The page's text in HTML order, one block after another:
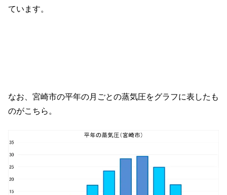
ています。
なお、宮崎市の平年の月ごとの蒸気圧をグラフに表したも
のがこちら。